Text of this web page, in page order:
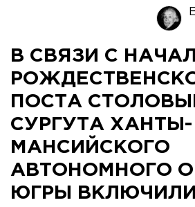
В СВЯЗИ С
ПОСТА
СУРГУТА ХАНТЫ-
МАНСИЙСКОГО
АВТОНОМНОГО
ЮГРЫ